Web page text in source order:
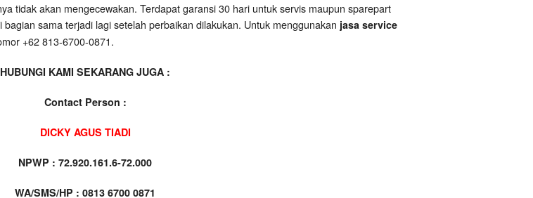
tidak akan mengecewakan. Terdapat garansi 30 hari untuk servis maupun sparepart
sama terjadi lagi setelah perbaikan dilakukan. Untuk menggunakan jasa service
+62 813-6700-0871.
HUBUNGI KAMI SEKARANG JUGA :
Contact Person :
DICKY AGUS TIADI
NPWP : 72.920.161.6-72.000
WA/SMS/HP : 0813 6700 0871